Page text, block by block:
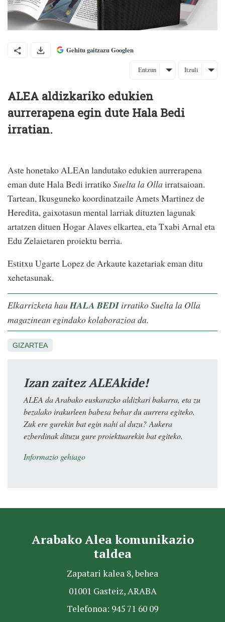
Gehitu gaitzazu Googlen
Entzun Itzuli
ALEA aldizkariko edukien
aurrerapena egin dute Hala Bedi
irratian.
Aste honetako ALEAn landutako edukien aurrerapena
eman dute Hala Bedi irratikoSuelta la Olla irratsaioan.
Tartean, Ikusguneko koordinatzaile Amets Martinez de
Heredita, gaixotasun mental larriak dituzten lagunak
artatzen dituen Hogar Alaves elkartea, eta Txabi Arnal eta
Edu Zelaietaren proiektu berria.
Estitxu Ugarte Lopez de Arkaute kazetariak eman ditu
xehetasunak.
Elkarrizketa hau HALA BEDI irratiko Suelta la Olla
magazinean egindako kolaborazioa da.
GIZARTEA
Izan zaitez ALEAkide!
ALEA da Arabako euskarazko aldizkari bakarra, eta zu
bezalako irakurleen babesa behar du aurrera egiteko.
Zuk ere gurekin bat egin nahi al duzu? Aukera
ezberdinak dituzu gure proiektuarekin bat egiteko.
Informazio gehiago
Arabako Alea komunikazio
taldea
Zapatari kalea 8, behea
01001 Gasteiz, ARABA
Telefonoa: 945 71 60 09